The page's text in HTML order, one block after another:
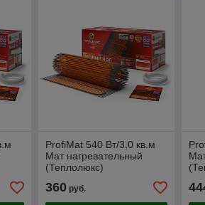
ProfiMat 540 Вт/3,0 кв.м
Мат нагревательный
(Теплолюкс)
360руб.